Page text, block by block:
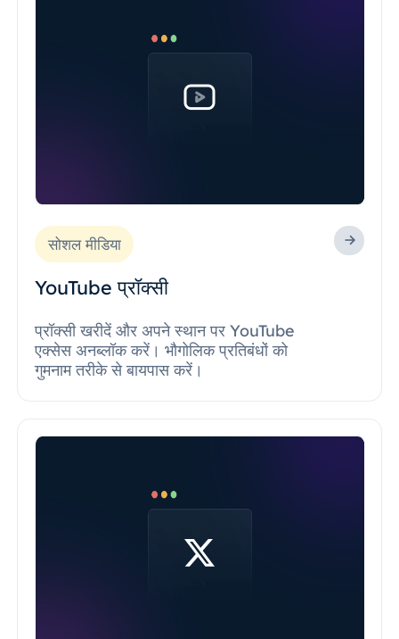
सोशल मीडिया
YouTube प्रॉक्सी
प्रॉक्सी खरीदें और अपने स्थान पर YouTube
एक्सेस अनब्लॉक करें। भौगोलिक प्रतिबंधों को
गुमनाम तरीके से बायपास करें।